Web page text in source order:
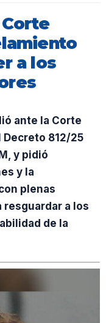
a los
ante la Corte
Decreto 812/25
y pidió
y la
plenas
resguardar a los
de la